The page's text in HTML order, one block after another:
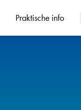
Praktische info